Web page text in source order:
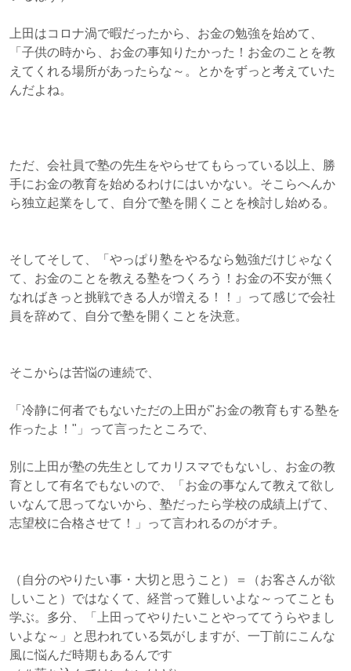
上田はコロナ渦で暇だったから、お金の勉強を始めて、
「子供の時から、お金の事知りたかった！お金のことを教
えてくれる場所があったらな～。とかをずっと考えていた
んだよね。
ただ、会社員で塾の先生をやらせてもらっている以上、勝
手にお金の教育を始めるわけにはいかない。そこらへんか
ら独立起業をして、自分で塾を開くことを検討し始める。
そしてそして、「やっぱり塾をやるなら勉強だけじゃなく
て、お金のことを教える塾をつくろう！お金の不安が無く
なればきっと挑戦できる人が増える！！」って感じで会社
員を辞めて、自分で塾を開くことを決意。
そこからは苦悩の連続で、
「冷静に何者でもないただの上田が"お金の教育もする塾を
作ったよ！"」って言ったところで、
別に上田が塾の先生としてカリスマでもないし、お金の教
育として有名でもないので、「お金の事なんて教えて欲し
いなんて思ってないから、塾だったら学校の成績上げて、
志望校に合格させて！」って言われるのがオチ。
（自分のやりたい事・大切と思うこと）＝（お客さんが欲
しいこと）ではなくて、経営って難しいよな～ってことも
学ぶ。多分、「上田ってやりたいことやっててうらやまし
いよな～」と思われている気がしますが、一丁前にこんな
風に悩んだ時期もあるんです